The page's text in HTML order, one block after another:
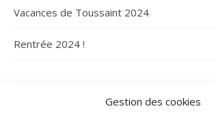
Gestion des cookies
Vacances de Toussaint 2024
Rentrée 2024 !
ARCHIVES